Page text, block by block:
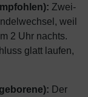
Zwei-
weil
2 Uhr nachts.
glatt laufen,
Der